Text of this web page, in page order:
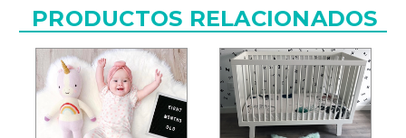
PRODUCTOS RELACIONADOS